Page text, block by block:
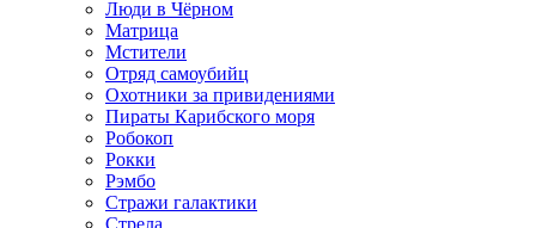
Люди в Чёрном
Матрица
Мстители
Отряд самоубийц
Охотники за привидениями
Пираты Карибского моря
Робокоп
Рокки
Рэмбо
Стражи галактики